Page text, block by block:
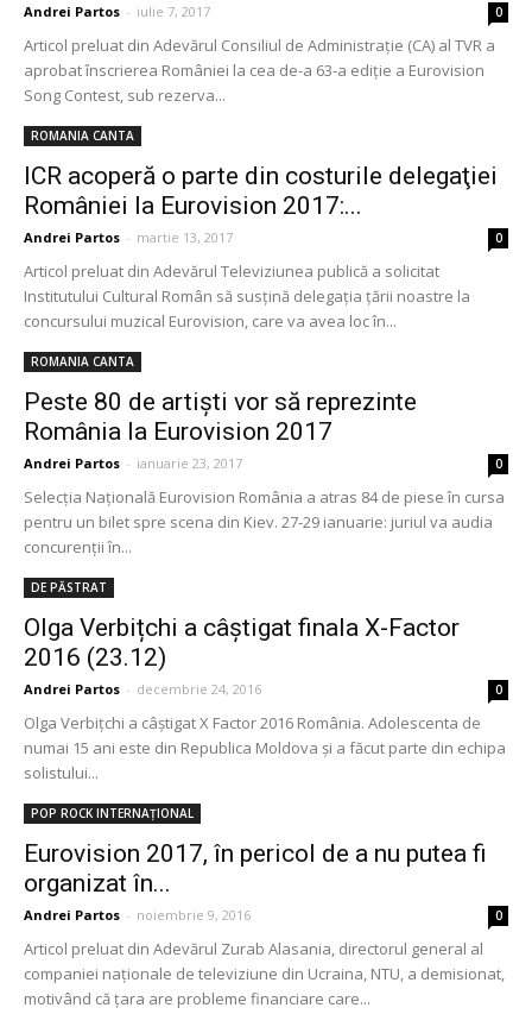
Andrei Partos - iulie 7, 2017 0
Articol preluat din Adevărul Consiliul de Administraţie (CA) al TVR a
aprobat înscrierea României la cea de-a 63-a ediţie a Eurovision
Song Contest, sub rezerva...
ROMANIA CANTA
ICR acoperă o parte din costurile delegaţiei
României la Eurovision 2017:...
Andrei Partos - martie 13, 2017 0
Articol preluat din Adevărul Televiziunea publică a solicitat
Institutului Cultural Român să susţină delegaţia ţării noastre la
concursului muzical Eurovision, care va avea loc în...
ROMANIA CANTA
Peste 80 de artişti vor să reprezinte
România la Eurovision 2017
Andrei Partos - ianuarie 23, 2017 0
Selecţia Naţională Eurovision România a atras 84 de piese în cursa
pentru un bilet spre scena din Kiev. 27-29 ianuarie: juriul va audia
concurenții în...
DE PĂSTRAT
Olga Verbițchi a câștigat finala X-Factor
2016 (23.12)
Andrei Partos - decembrie 24, 2016 0
Olga Verbițchi a câștigat X Factor 2016 România. Adolescenta de
numai 15 ani este din Republica Moldova şi a făcut parte din echipa
solistului...
POP ROCK INTERNAȚIONAL
Eurovision 2017, în pericol de a nu putea fi
organizat în...
Andrei Partos - noiembrie 9, 2016 0
Articol preluat din Adevărul Zurab Alasania, directorul general al
companiei naţionale de televiziune din Ucraina, NTU, a demisionat,
motivând că ţara are probleme financiare care...